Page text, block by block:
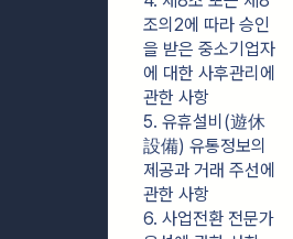
조의2에 따라 승인
을 받은 중소기업자
에 대한 사후관리에
관한 사항
5. 유휴설비(遊休
設備) 유통정보의
제공과 거래 주선에
관한 사항
6. 사업전환 전문가